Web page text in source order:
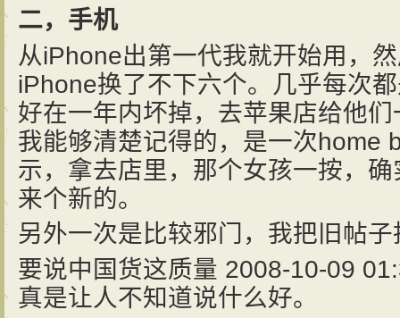
二，手机
从iPhone出第一代我就开始用，
iPhone换了不下六个。几乎每次
好在一年内坏掉，去苹果店给他
我能够清楚记得的，是一次home
示，拿去店里，那个女孩一按，
来个新的。
另外一次是比较邪门，我把旧帖
要说中国货这质量 2008-10-09
真是让人不知道说什么好。